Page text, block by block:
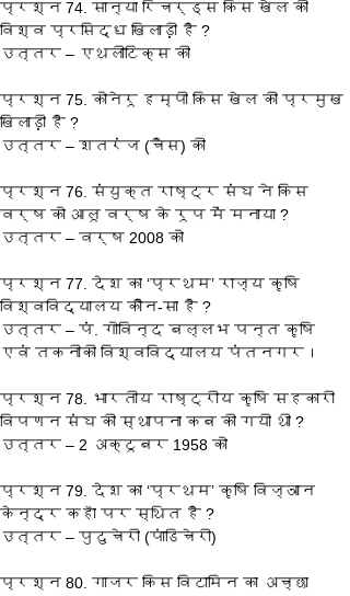
प्रश्‍न 74. सान्या रिचर्ड्स किस खेल की
विश्व प्रसिद्ध खिलाड़ी है ?
उत्तर – एथलीटिक्स की
प्रश्‍न 75. कोनेरू हम्पी किस खेल की प्रमुख
खिलाड़ी है ?
उत्तर – शतरंज (चैस) की
प्रश्‍न 76. संयुक्त राष्ट्र संघ ने किस
वर्ष को आलू वर्ष के रूप में मनाया ?
उत्तर – वर्ष 2008 को
प्रश्‍न 77. देश का ‘प्रथम’ राज्य कृषि
विश्वविद्यालय कौन-सा है ?
उत्तर – पं. गोविन्द बल्लभ पन्त कृषि
एवं तकनीकी विश्वविद्यालय पंतनगर।
प्रश्‍न 78. भारतीय राष्ट्रीय कृषि सहकारी
विपणन संघ की स्थापना कब की गयी थी ?
उत्तर – 2 अक्टूबर 1958 को
प्रश्‍न 79. देश का ‘प्रथम’ कृषि विज्ञान
केन्द्र कहाँ पर स्थित है ?
उत्तर – पुदुचेरी (पांडिचेरी)
प्रश्‍न 80. गाजर किस विटामिन का अच्छा